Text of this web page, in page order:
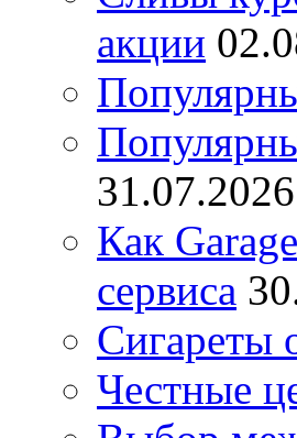
акции
31.07.2026
Как
сервиса
Сигареты
Честные